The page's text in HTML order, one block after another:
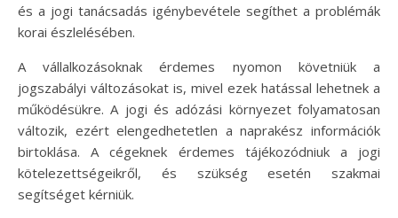
és a jogi tanácsadás igénybevétele segíthet a problémák
korai észlelésében.
A vállalkozásoknak érdemes nyomon követniük a
jogszabályi változásokat is, mivel ezek hatással lehetnek a
működésükre. A jogi és adózási környezet folyamatosan
változik, ezért elengedhetetlen a naprakész információk
birtoklása. A cégeknek érdemes tájékozódniuk a jogi
kötelezettségeikről, és szükség esetén szakmai
segítséget kérniük.